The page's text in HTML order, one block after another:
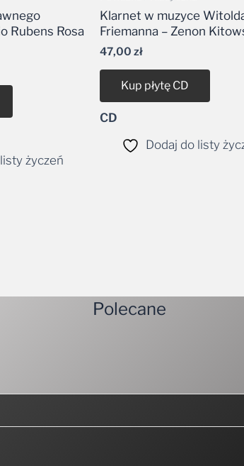
Rubens Rosa
życzeń
Klarnet w muzyce
Friemanna – Zenon
47,00 zł
Kup płytę CD
CD
Dodaj do listy
Polecane